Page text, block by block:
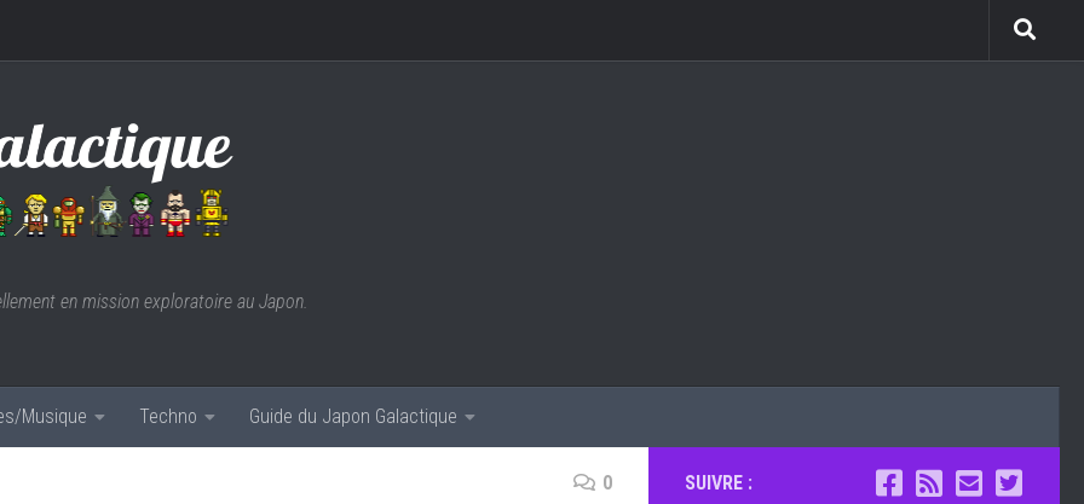
en mission exploratoire au Japon.
Musique Techno Guide du Japon Galactique
0 SUIVRE :